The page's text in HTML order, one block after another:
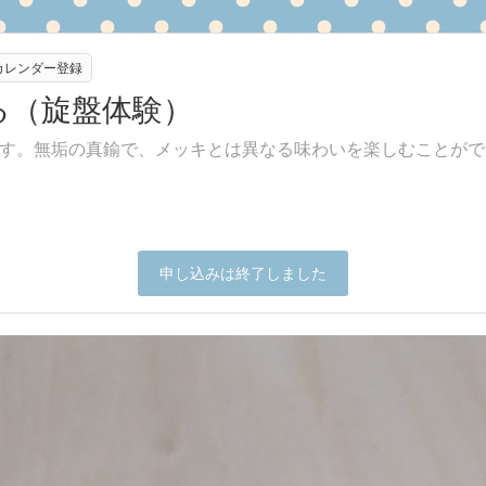
レンダー登録
旋盤体験）
。無垢の真鍮で、メッキとは異なる味わいを楽しむことが
申し込みは終了しました